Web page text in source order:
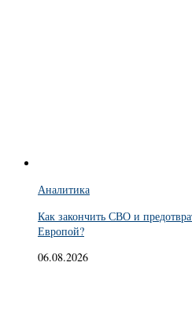
Аналитика
Как закончить СВО и
Европой?
06.08.2026